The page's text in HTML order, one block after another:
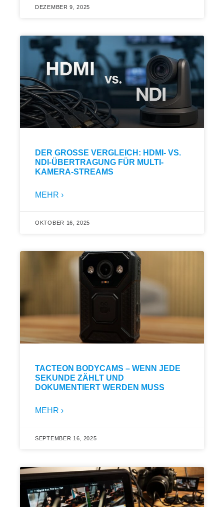
DEZEMBER 9, 2025
DER GROSSE VERGLEICH: HDMI- VS. N
DI-ÜBERTRAGUNG FÜR MULTI-K
AMERA-STREAMS
MEHR ›
OKTOBER 16, 2025
TACTEON BODYCAMS – WENN JEDE
SEKUNDE ZÄHLT UND
DOKUMENTIERT WERDEN MUSS
MEHR ›
SEPTEMBER 16, 2025